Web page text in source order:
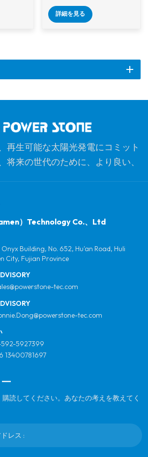
、
ね
そ
必
付けシステム カーポー
トのソーラーパネルの
性とスペースの最適化
ネルを安全に取り付け
ることができ、その下
の車両の保護も提供し
ます。
詳細を見る
再生可能な太陽光発電にコミット
将来の世代のために、より良い、
ェッショナリズム、イノベーショ
頼できるグローバルパートナーに
）Technology Co.、Ltd
Building, No. 652, Hu'an Road, Huli
City, Fujian Province
tec.com
tec.com
5927399
13400781697
読してください。あなたの考えを教えてく